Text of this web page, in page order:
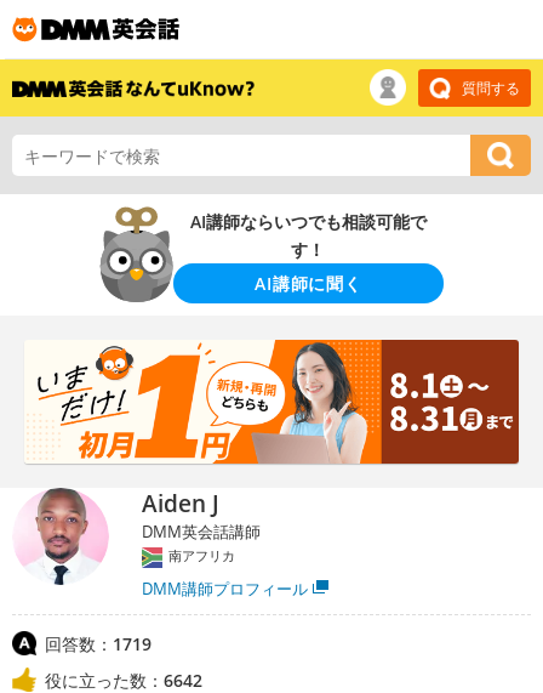
質問する
AI講師ならいつでも相談可能で
す！
AI講師に聞く
Aiden J
DMM英会話講師
南アフリカ
DMM講師プロフィール
回答数： 1719
役に立った数： 6642